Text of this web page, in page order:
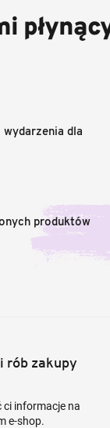
wydarzenia dla
produktów
rób zakupy
ci informacje na
e-shop.